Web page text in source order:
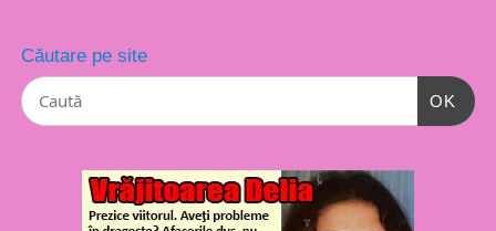
Căutare pe site
OK